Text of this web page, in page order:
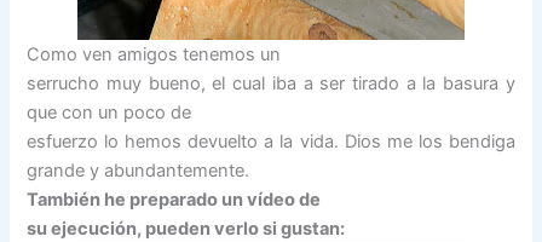
Como ven amigos tenemos un
serrucho muy bueno, el cual iba a ser tirado a la basura y
que con un poco de
esfuerzo lo hemos devuelto a la vida. Dios me los bendiga
grande y abundantemente.
También he preparado un vídeo de
su ejecución, pueden verlo si gustan: